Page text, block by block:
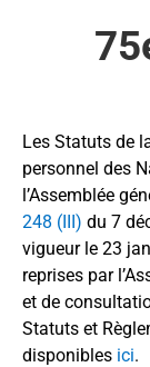
Les Statuts de
personnel des
l’Assemblée
248 (III) du 7
vigueur le 23
reprises par
et de
Statuts et
disponibles ici.
2020
La